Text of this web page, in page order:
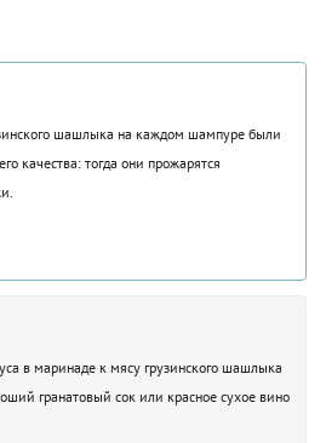
шашлыка на каждом шампуре были
качества: тогда они прожарятся
в маринаде к мясу грузинского шашлыка
гранатовый сок или красное сухое вино